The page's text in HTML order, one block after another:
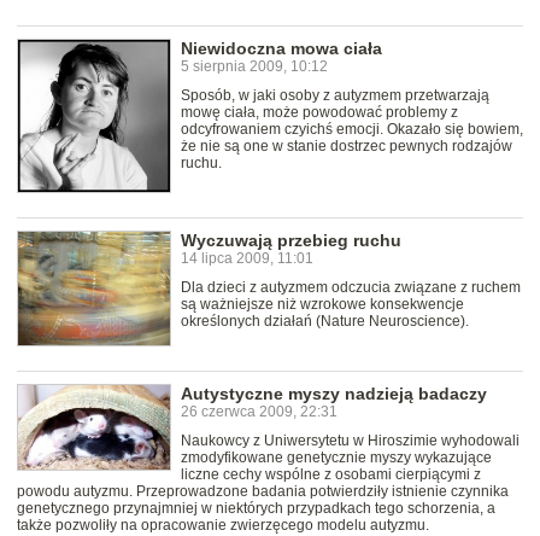
Niewidoczna mowa ciała
5 sierpnia 2009, 10:12
Sposób, w jaki osoby z autyzmem przetwarzają
mowę ciała, może powodować problemy z
odcyfrowaniem czyichś emocji. Okazało się bowiem,
że nie są one w stanie dostrzec pewnych rodzajów
ruchu.
Wyczuwają przebieg ruchu
14 lipca 2009, 11:01
Dla dzieci z autyzmem odczucia związane z ruchem
są ważniejsze niż wzrokowe konsekwencje
określonych działań (Nature Neuroscience).
Autystyczne myszy nadzieją badaczy
26 czerwca 2009, 22:31
Naukowcy z Uniwersytetu w Hiroszimie wyhodowali
zmodyfikowane genetycznie myszy wykazujące
liczne cechy wspólne z osobami cierpiącymi z
powodu autyzmu. Przeprowadzone badania potwierdziły istnienie czynnika
genetycznego przynajmniej w niektórych przypadkach tego schorzenia, a
także pozwoliły na opracowanie zwierzęcego modelu autyzmu.